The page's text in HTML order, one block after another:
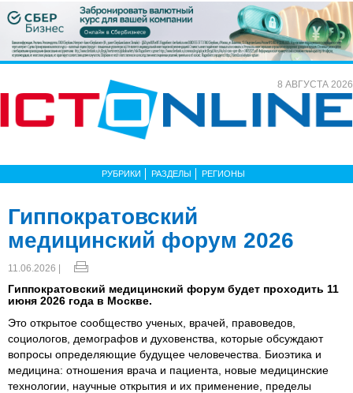
8 АВГУСТА 2026
РУБРИКИ РАЗДЕЛЫ РЕГИОНЫ
Гиппократовский
медицинский форум 2026
11.06.2026 |
Гиппократовский медицинский форум будет проходить 11
июня 2026 года в Москве.
Это открытое сообщество ученых, врачей, правоведов,
социологов, демографов и духовенства, которые обсуждают
вопросы определяющие будущее человечества. Биоэтика и
медицина: отношения врача и пациента, новые медицинские
технологии, научные открытия и их применение, пределы